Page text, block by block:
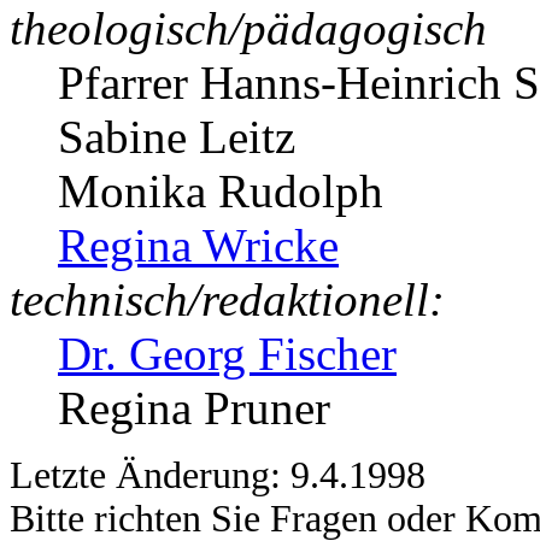
theologisch/pädagogisch
Pfarrer Hanns-Heinrich
Sabine Leitz
Monika Rudolph
Regina Wricke
technisch/redaktionell:
Dr. Georg Fischer
Regina Pruner
Letzte Änderung: 9.4.1998
Bitte richten Sie Fragen oder